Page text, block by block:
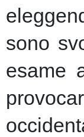
sono
esame